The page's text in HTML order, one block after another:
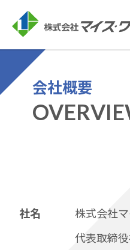
会社概要
社名
株式会社
代表取